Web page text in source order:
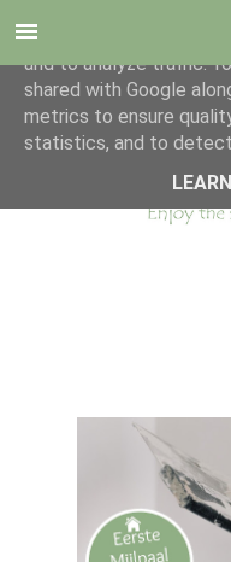
This site uses cookies
and to analyze traffic.
shared with Google
metrics to ensure
statistics, and to detect